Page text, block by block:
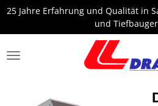
Zum
springen
25 Jahre Erfahrung und Qualität in
und